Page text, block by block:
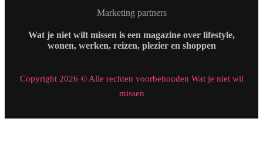
Marketing partners
Wat je niet wilt missen is een magazine over lifestyle,
wonen, werken, reizen, plezier en shoppen
Copyright 2026 © Alle rechten voorbehouden Wat je niet wil
missen